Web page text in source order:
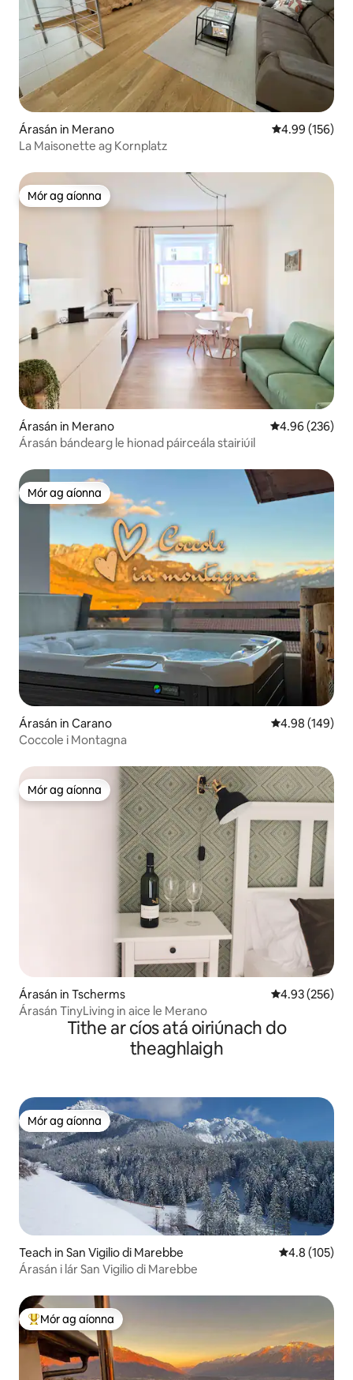
Árasán in Merano Meánrátáil
4.99 (156)
La Maisonette ag Kornplatz
Mór ag aíonna
Mór ag aíonna
Árasán in Merano Meánrátáil
4.96 (236)
Árasán bándearg le hionad páirceála stairiúil
Mór ag aíonna
Mór ag aíonna
Árasán in Carano Meánrátáil
4.98 (149)
Coccole i Montagna
Mór ag aíonna
Mór ag aíonna
Árasán in Tscherms Meánrátáil
4.93 (256)
Árasán TinyLiving in aice le Merano
Tithe ar cíos atá oiriúnach do
theaghlaigh
Mór ag aíonna
Mór ag aíonna
Teach in San Vigilio di Marebbe Meánrátáil
4.8 (105)
Árasán i lár San Vigilio di Marebbe
An-mhór ag aíonna
Mór ag aíonna